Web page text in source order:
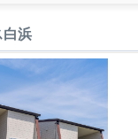
白浜